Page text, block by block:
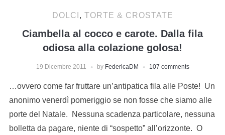
DOLCI , TORTE & CROSTATE
Ciambella al cocco e carote. Dalla fila
odiosa alla colazione golosa!
19 Dicembre 2011 by FedericaDM 107 comments
…ovvero come far fruttare un’antipatica fila alle Poste! Un
anonimo venerdì pomeriggio se non fosse che siamo alle
porte del Natale. Nessuna scadenza particolare, nessuna
bolletta da pagare, niente di “sospetto” all’orizzonte. O